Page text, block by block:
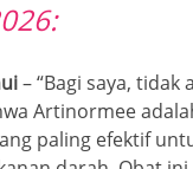
– “Bagi saya, tidak
Artinormee
paling efektif